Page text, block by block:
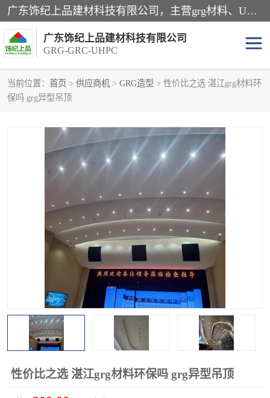
广东饰纪上品建材科技有限公司，主营grg材料、UHPC板、grc构件、uhpc幕墙板、grg厂家、grc厂家、uhpc厂家、GRG吊顶、grg石膏板、grg构件、外墙grc线条、grg造型、grg材料定制，uhpc高性能混凝土，uhpc构件，uhpc镂空挂板，grg材料生产厂家，广东grg厂家，广东grc厂家，联系方式*，2万平厂房，如果您对我公司的产品服务感兴趣，请联系我们。
广东饰纪上品建材科技有限公司
GRG-GRC-UHPC
当前位置： 首页 > 供应商机 > GRG造型 > 性价比之选 湛江grg材料环
保吗 grg异型吊顶
性价比之选 湛江grg材料环保吗 grg异型吊顶
GRG构件
UHPC构件 发泡陶瓷装饰构件
GRG造型 GRC厂家
GRG材料生产厂家
UHPC幕墙板 GRC树池坐凳
UHPC树池坐凳